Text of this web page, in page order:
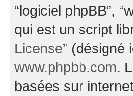
“logiciel phpBB”,
qui est un script
License” (désigné
www.phpbb.com.
basées sur